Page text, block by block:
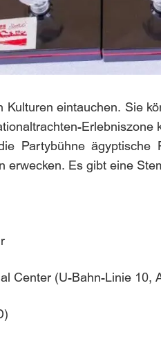
eintauchen. Sie
Partybühne ägyptische
erwecken. Es gibt eine
Center (U-Bahn-Linie 10,